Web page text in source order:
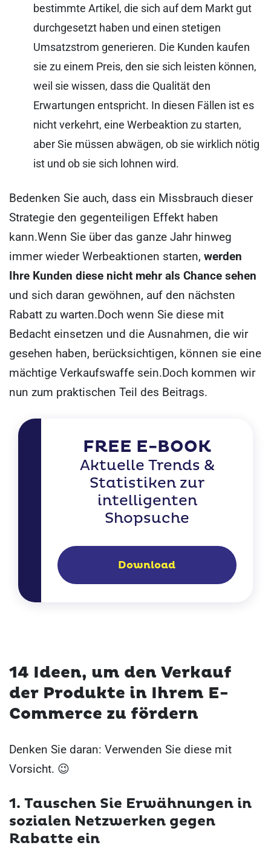
bestimmte Artikel, die sich auf dem Markt gut
durchgesetzt haben und einen stetigen
Umsatzstrom generieren. Die Kunden kaufen
sie zu einem Preis, den sie sich leisten können,
weil sie wissen, dass die Qualität den
Erwartungen entspricht. In diesen Fällen ist es
nicht verkehrt, eine Werbeaktion zu starten,
aber Sie müssen abwägen, ob sie wirklich nötig
ist und ob sie sich lohnen wird.
Bedenken Sie auch, dass ein Missbrauch dieser
Strategie den gegenteiligen Effekt haben
kann.Wenn Sie über das ganze Jahr hinweg
immer wieder Werbeaktionen starten, werden
Ihre Kunden diese nicht mehr als Chance sehen
und sich daran gewöhnen, auf den nächsten
Rabatt zu warten.Doch wenn Sie diese mit
Bedacht einsetzen und die Ausnahmen, die wir
gesehen haben, berücksichtigen, können sie eine
mächtige Verkaufswaffe sein.Doch kommen wir
nun zum praktischen Teil des Beitrags.
FREE E-BOOK
Aktuelle Trends &
Statistiken zur
intelligenten
Shopsuche
Download
14 Ideen, um den Verkauf
der Produkte in Ihrem E-
Commerce zu fördern
Denken Sie daran: Verwenden Sie diese mit
Vorsicht. 😉
1. Tauschen Sie Erwähnungen in
sozialen Netzwerken gegen
Rabatte ein